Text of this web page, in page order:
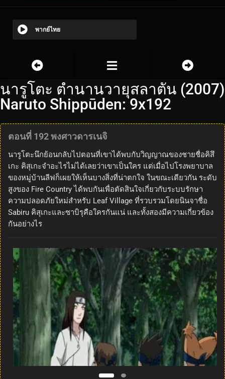
พากย์ไทย
นารูโตะ ตำนานวายุสลาตัน (2007)
Naruto Shippūden: 9x192
ตอนที่ 192 พงศาวดารเนจิ
นารูโตะนึกย้อนกลับไปตอนที่เขาได้พบกับวิญญาณของชายชื่อคิสึ
เกะ คิสุเกะจำอะไรไม่ได้เลยว่าเขาเป็นใคร แต่เมื่อไปโรงพยาบาล
ของหมู่บ้านลีฟก็เผยให้เห็นบางสิ่งที่น่าตกใจ ในขณะเดียวกัน ระดับ
สูงของ Fire Country ได้พบกันเพื่อตัดสินใจเกี่ยวกับระบบรักษา
ความปลอดภัยใหม่สำหรับ Leaf Village ที่รวบรวมโดยนินจาชื่อ
Sabiru คิสุเกะและซาบิรุคือใครกันแน่ และทั้งสองมีความเกี่ยวข้อง
กันอย่างไร